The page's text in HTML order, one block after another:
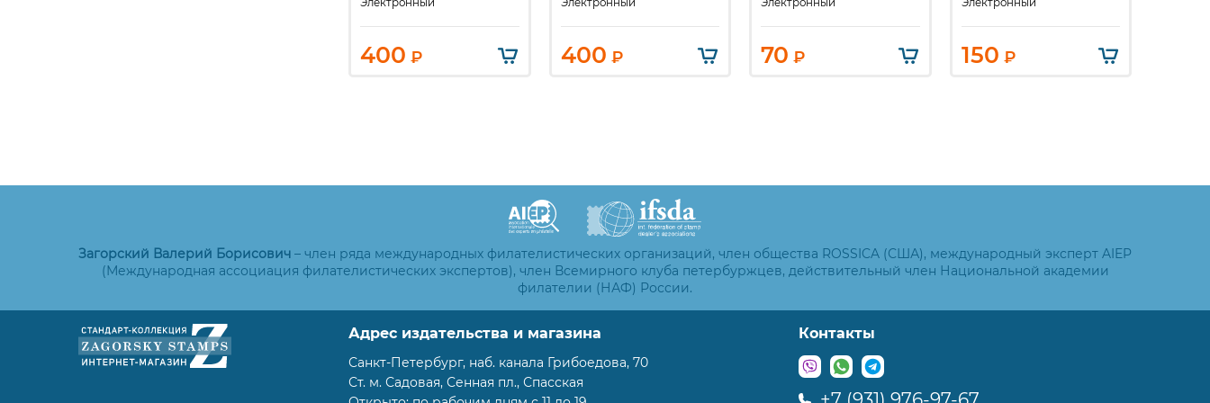
Электронный
400 ₽
Электронный
400 ₽
Электронный
70 ₽
Электронный
150 ₽
Загорский Валерий Борисович – член ряда международных филателистических организаций, член общества ROSSICA (США), международный эксперт AIEP
(Международная ассоциация филателистических экспертов), член Всемирного клуба петербуржцев, действительный член Национальной академии
филателии (НАФ) России.
Адрес издательства и магазина
Санкт-Петербург, наб. канала Грибоедова, 70
Ст. м. Садовая, Сенная пл., Спасская
Контакты